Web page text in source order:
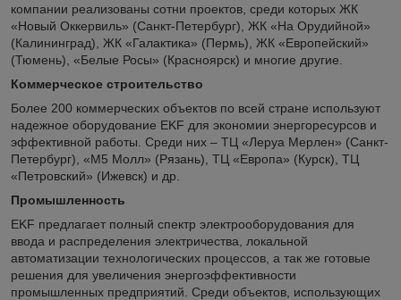
компании реализованы сотни проектов, среди которых ЖК
«Новый Оккервиль» (Санкт-Петербург), ЖК «На Орудийной»
(Калининград), ЖК «Галактика» (Пермь), ЖК «Европейский»
(Тюмень), «Белые Росы» (Красноярск) и многие другие.
Коммерческое строительство
Более 200 коммерческих объектов по всей стране используют
надежное оборудование EKF для экономии энергоресурсов и
эффективной работы. Среди них – ТЦ «Леруа Мерлен» (Санкт-
Петербург), «М5 Молл» (Рязань), ТЦ «Европа» (Курск), ТЦ
«Петровский» (Ижевск) и др.
Промышленность
EKF предлагает полный спектр электрооборудования для
ввода и распределения электричества, локальной
автоматизации технологических процессов, а так же готовые
решения для увеличения энергоэффективности
промышленных предприятий. Среди объектов, использующих